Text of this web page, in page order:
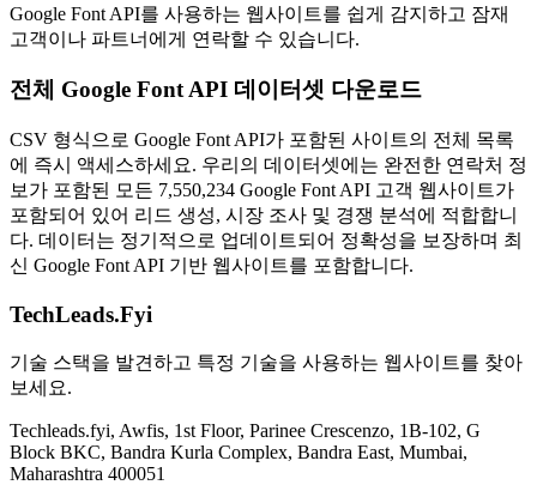
Google Font API를 사용하는 웹사이트를 쉽게 감지하고 잠재
고객이나 파트너에게 연락할 수 있습니다.
전체 Google Font API 데이터셋 다운로드
CSV 형식으로 Google Font API가 포함된 사이트의 전체 목록
에 즉시 액세스하세요. 우리의 데이터셋에는 완전한 연락처 정
보가 포함된 모든 7,550,234 Google Font API 고객 웹사이트가
포함되어 있어 리드 생성, 시장 조사 및 경쟁 분석에 적합합니
다. 데이터는 정기적으로 업데이트되어 정확성을 보장하며 최
신 Google Font API 기반 웹사이트를 포함합니다.
TechLeads.Fyi
기술 스택을 발견하고 특정 기술을 사용하는 웹사이트를 찾아
보세요.
Techleads.fyi, Awfis, 1st Floor, Parinee Crescenzo, 1B-102, G
Block BKC, Bandra Kurla Complex, Bandra East, Mumbai,
Maharashtra 400051